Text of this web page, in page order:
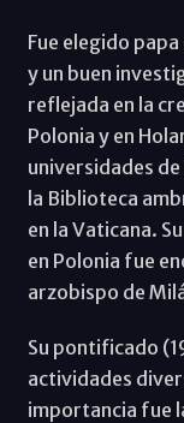
Fue elegido
y un buen
reflejada en la
Polonia y en
universidades
la Biblioteca
en la Vaticana.
en Polonia fue
arzobispo de
Su pontificado
actividades
importancia fue